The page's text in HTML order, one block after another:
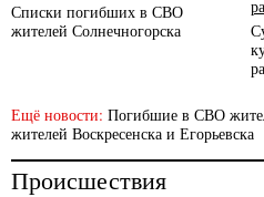
Списки погибших в СВО
жителей Солнечногорска
Ещё новости: Погибшие в СВО
жителей Воскресенска и Егорьевска
Происшествия